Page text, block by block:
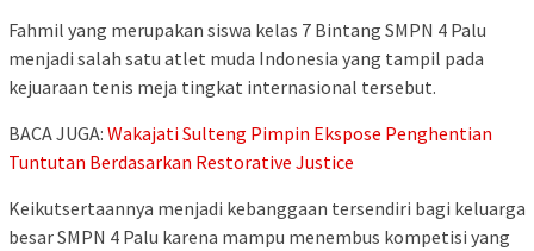
Fahmil yang merupakan siswa kelas 7 Bintang SMPN 4 Palu
menjadi salah satu atlet muda Indonesia yang tampil pada
kejuaraan tenis meja tingkat internasional tersebut.
BACA JUGA: Wakajati Sulteng Pimpin Ekspose Penghentian
Tuntutan Berdasarkan Restorative Justice
Keikutsertaannya menjadi kebanggaan tersendiri bagi keluarga
besar SMPN 4 Palu karena mampu menembus kompetisi yang